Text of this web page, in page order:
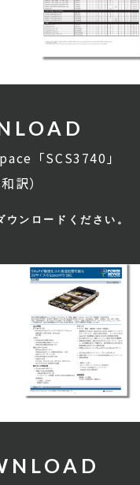
「SCS3740」
訳）
ウンロードください。